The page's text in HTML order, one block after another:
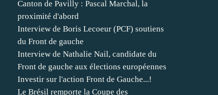
Canton de Pavilly : Pascal Marchal, la
proximité d'abord
Interview de Boris Lecoeur (PCF) soutiens
du Front de gauche
Interview de Nathalie Nail, candidate du
Front de gauche aux élections européennes
Investir sur l'action Front de Gauche...!
Le Brésil remporte la Coupe des